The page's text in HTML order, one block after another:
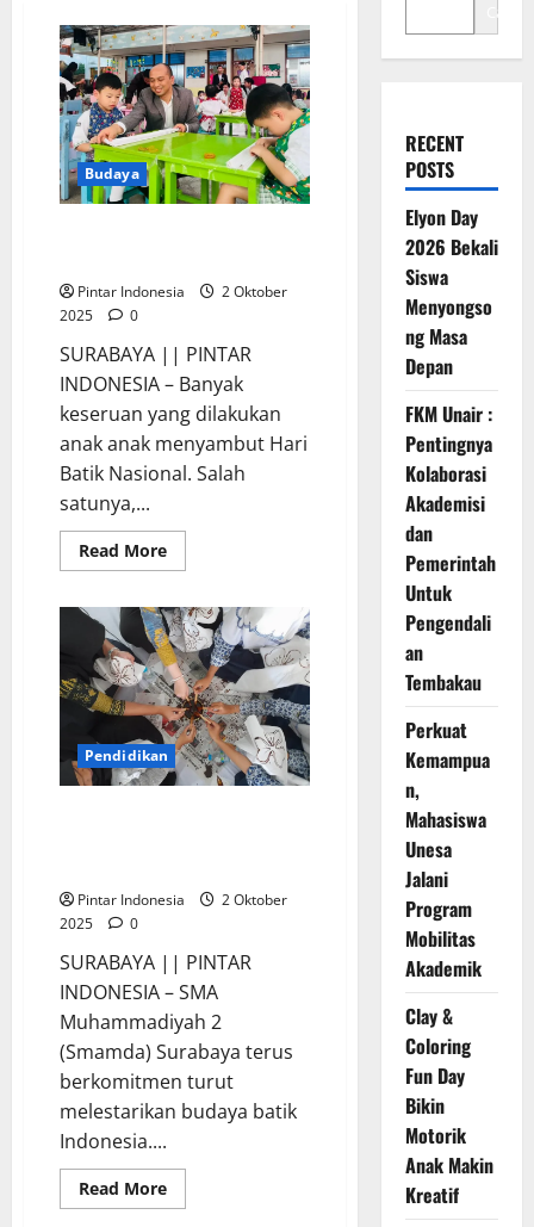
Budaya
Pintar Indonesia
2 Oktober
2025
0
SURABAYA || PINTAR
INDONESIA – Banyak
keseruan yang dilakukan
anak anak menyambut Hari
Batik Nasional. Salah
satunya,...
Read MoreRead
more
Anak
TK
Belajar
Membatik
Bersama
Mercure
Surabaya
Pendidikan
Pintar Indonesia
2 Oktober
2025
0
SURABAYA || PINTAR
INDONESIA – SMA
Muhammadiyah 2
(Smamda) Surabaya terus
berkomitmen turut
melestarikan budaya batik
Indonesia....
Read MoreRead
more
Cari
RECENT
POSTS
Elyon Day
2026 Bekali
Siswa
Menyongso
ng Masa
Depan
FKM Unair :
Pentingnya
Kolaborasi
Akademisi
dan
Pemerintah
Untuk
Pengendali
an
Tembakau
Perkuat
Kemampua
n,
Mahasiswa
Unesa
Jalani
Program
Mobilitas
Akademik
Clay &
Coloring
Fun Day
Bikin
Motorik
Anak Makin
Kreatif